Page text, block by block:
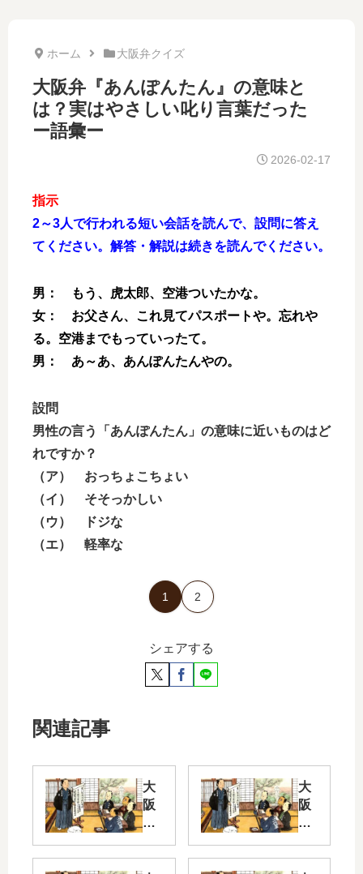
ホーム 大阪弁クイズ
大阪弁『あんぽんたん』の意味と
は？実はやさしい叱り言葉だった
ー語彙ー
2026-02-17
指示
2～3人で行われる短い会話を読んで、設問に答え
てください。解答・解説は続きを読んでください。
男： もう、虎太郎、空港ついたかな。
女： お父さん、これ見てパスポートや。忘れや
る。空港までもっていったて。
男： あ～あ、あんぽんたんやの。
設問
男性の言う「あんぽんたん」の意味に近いものはど
れですか？
（ア） おっちょこちょい
（イ） そそっかしい
（ウ） ドジな
（エ） 軽率な
1 2
シェアする
関連記事
大
阪
弁
イ
大
阪
弁
イ